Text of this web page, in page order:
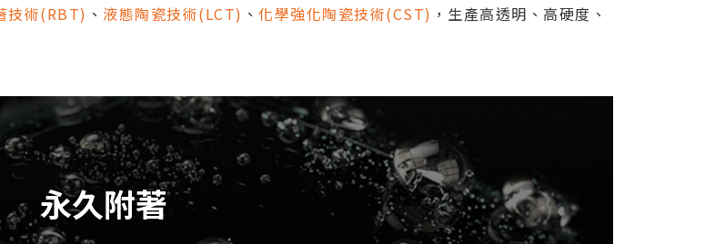
技術(RBT) 、 液態陶瓷技術(LCT) 、 化學強化陶瓷技術(CST) ，生產高透明、高硬度、
永久附著